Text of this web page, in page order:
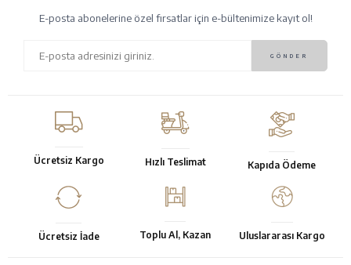
E-posta abonelerine özel fırsatlar için e-bültenimize kayıt ol!
Ücretsiz Kargo Hızlı Teslimat Kapıda Ödeme
Ücretsiz İade Toplu Al, Kazan Uluslararası Kargo